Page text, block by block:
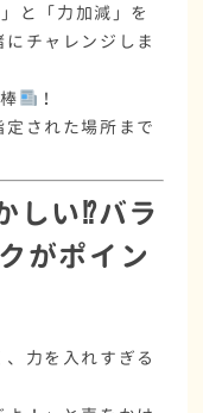
」と「力加減」を
チャレンジしま
！
された場所まで
しい⁉バラ
がポイン
力を入れすぎる